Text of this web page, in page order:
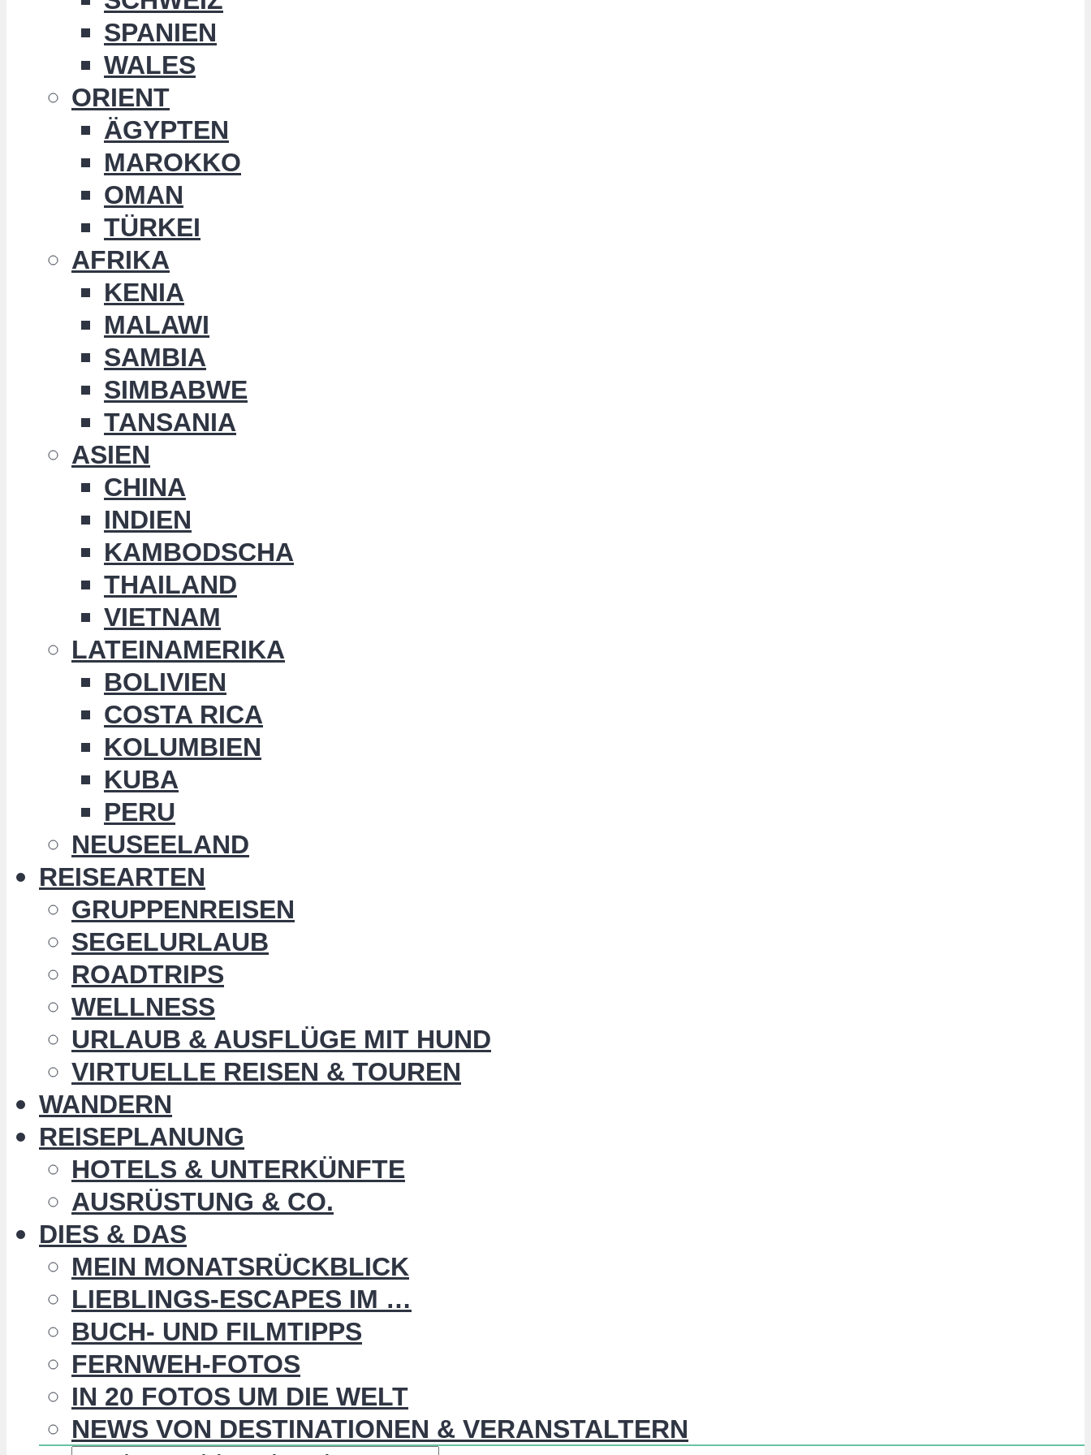
SPANIEN
WALES
ORIENT
ÄGYPTEN
MAROKKO
OMAN
TÜRKEI
AFRIKA
KENIA
MALAWI
SAMBIA
SIMBABWE
TANSANIA
ASIEN
CHINA
INDIEN
KAMBODSCHA
THAILAND
VIETNAM
LATEINAMERIKA
BOLIVIEN
COSTA RICA
KOLUMBIEN
KUBA
PERU
NEUSEELAND
REISEARTEN
GRUPPENREISEN
SEGELURLAUB
ROADTRIPS
WELLNESS
URLAUB & AUSFLÜGE MIT HUND
VIRTUELLE REISEN & TOUREN
WANDERN
REISEPLANUNG
HOTELS & UNTERKÜNFTE
AUSRÜSTUNG & CO.
DIES & DAS
MEIN MONATSRÜCKBLICK
LIEBLINGS-ESCAPES IM …
BUCH- UND FILMTIPPS
FERNWEH-FOTOS
IN 20 FOTOS UM DIE WELT
NEWS VON DESTINATIONEN & VERANSTALTERN